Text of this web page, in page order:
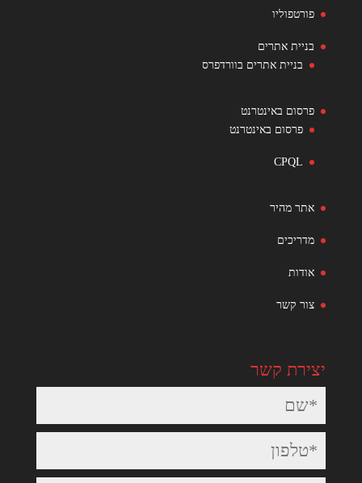
פורטפוליו
בניית אתרים
בניית אתרים בוורדפרס
פרסום באינטרנט
פרסום באינטרנט
CPQL
אתר מהיר
מדריכים
אודות
צור קשר
יצירת קשר